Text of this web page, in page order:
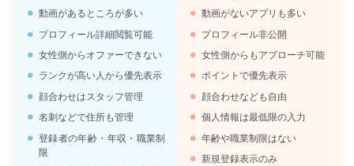
動画があるところが多い
プロフィール詳細閲覧可能
女性側からオファーできない
ランクが高い人から優先表示
顔合わせはスタッフ管理
名刺などで住所も管理
登録者の年齢・年収・職業制
限
動画がないアプリも多い
プロフィール非公開
女性側からもアプローチ可能
ポイントで優先表示
顔合わせなども自由
個人情報は最低限の入力
年齢や職業制限はない
新規登録表示のみ